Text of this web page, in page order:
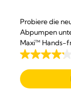
Probiere die
Abpumpen
Maxi™ Hands-
höchsten
kannst.
4.2
von
5